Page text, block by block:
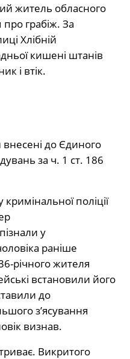
житель обласного
грабіж. За
Хлібній
кишені штанів
і втік.
внесені до Єдиного
за ч. 1 ст. 186
поліції
у
раніше
річного жителя
встановили його
до
з’ясування
визнав.
Викритого